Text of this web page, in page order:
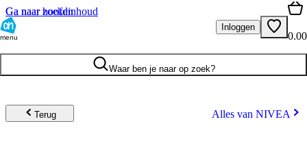
Ga naar hoofdinhoud
Ga naar zoeken
menu
Inloggen
0.00
Waar ben je naar op zoek?
Terug Alles van NIVEA